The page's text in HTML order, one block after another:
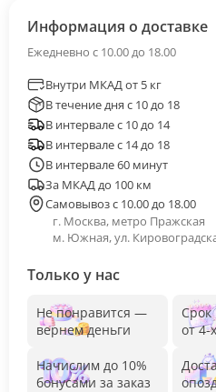
Информация о доставке
Ежедневно с 10.00 до 18.00
Внутри МКАД от 5 кг
В течение дня с 10 до 18
В интервале с 10 до 14
В интервале с 14 до 18
В интервале 60 минут
За МКАД до 100 км
Самовывоз с 10.00 до 18.00
г. Москва, метро Пражская
м. Южная, ул.
Только у нас
Не понравится —
вернем деньги
Начислим до 10%
бонусами за заказ
Срок
от 4-